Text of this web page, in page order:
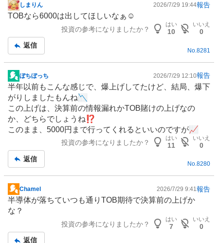
掲
示
事
しまりん 2026/7/29 19:44報告
TOBなら6000は出してほしいなぁ☺️
投資の参考になりましたか？
はい
10
いいえ
0
返信
No. 8281
掲
示
板
記
事
ぼちぼっち 2026/7/29 12:10報告
半年以前もこんな感じで、爆上げしてたけど、結局、爆下
がりしましたもんね📉
この上げは、決算前の情報漏れかTOB賭けの上げなの
か、どちらでしょうね⁉️
このまま、5000円まで行ってくれるといいのですが📈
投資の参考になりましたか？
はい
11
いいえ
0
返信
No.8280
掲
示
板
Chamel 2026/7/29 9:41報告
半導体が落ちていつも通りTOB期待で決算前の上げか
な？
投資の参考になりましたか？
はい
7
いいえ
0
返信